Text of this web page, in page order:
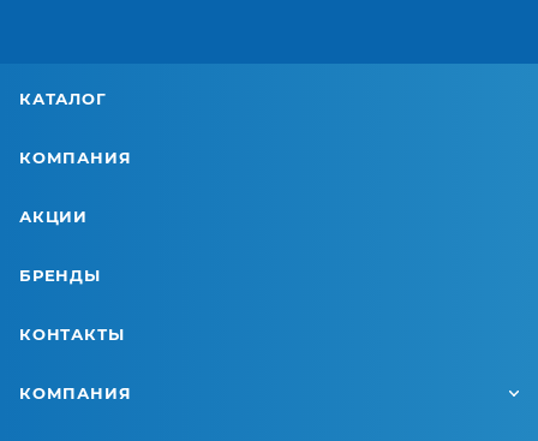
КАТАЛОГ
КОМПАНИЯ
АКЦИИ
БРЕНДЫ
КОНТАКТЫ
КОМПАНИЯ